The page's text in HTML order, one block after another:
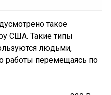
такое
США. Такие типы
людьми,
работы перемещаясь по